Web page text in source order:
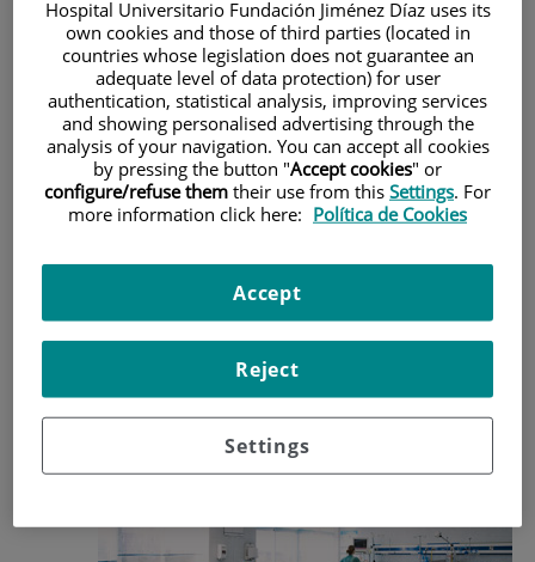
Interés académico y
profesional
Este Máster permite a losestudiantes desarrollar conocimientos y
aspectos profesionales relacionados con los cuidados en anestesia,
reanimación y control del dolor,conocimientos que inciden
directamente en laseguridad y bienestar de los pacientes,además
de mejorar lasposibilidades laboralesfacilitando la incorporación de
conocimientos que aporta este Máster:
Hospital Universitario Fundación Jiménez Díaz uses its
own cookies and those of third parties (located in
countries whose legislation does not guarantee an
adequate level of data protection) for user
authentication, statistical analysis, improving services
and showing personalised advertising through the
analysis of your navigation. You can accept all cookies
by pressing the button "Accept cookies" or
configure/refuse them their use from this Settings. For
more information click here: Política de Cookies
Settings
Reject
Accept